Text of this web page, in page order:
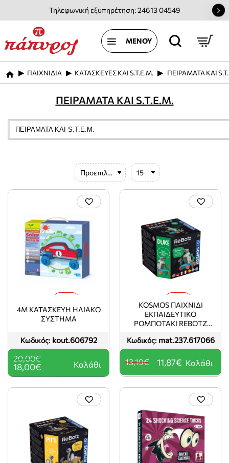
Τηλεφωνική εξυπηρέτηση: 24613 04549
home
ΠΑΙΧΝΙΔΙΑ ΚΑΤΑΣΚΕΥΕΣ ΚΑΙ S.T.E.M. ΠΕΙΡΑΜΑΤΑ ΚΑΙ
ΠΕΙΡΑΜΑΤΑ ΚΑΙ S.T.E.M.
ΠΕΙΡΑΜΑΤΑ ΚΑΙ S.T.E.M.
Κωδικός: kout.606792
4M ΚΑΤΑΣΚΕΥΗ ΗΛΙΑΚΟ
ΣΥΣΤΗΜΑ
18,00€
20,00€
Καλάθι
Κωδικός: mat.237.617066
KOSMOS ΠΑΙΧΝΙΔΙ
ΕΚΠΑΙΔΕΥΤΙΚΟ
ΡΟΜΠΟΤΑΚΙ REBOTZ
11,87€
13,19€ Καλάθι